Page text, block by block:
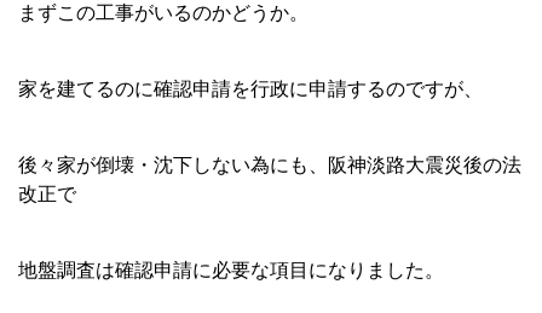
まずこの工事がいるのかどうか。
家を建てるのに確認申請を行政に申請するのですが、
後々家が倒壊・沈下しない為にも、阪神淡路大震災後の法
改正で
地盤調査は確認申請に必要な項目になりました。